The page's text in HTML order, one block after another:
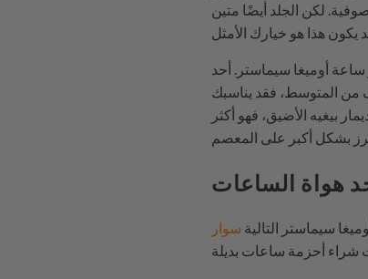
لكن الجلد أيضًا متين
أوميغا سيماستر. أحد
إذا كان معصمك أنحف من المتوسط، فقد يناسبك
بيغيه الأضيق، فهو أكثر
هواة الساعات
سيماستر التالية سوار